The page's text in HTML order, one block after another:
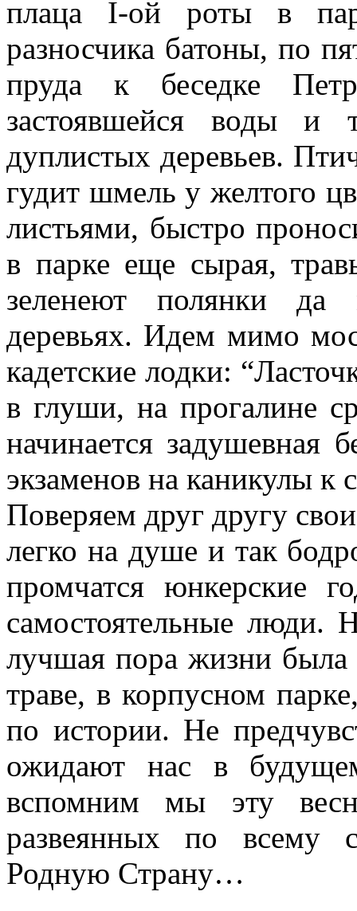
плаца І-ой роты в
разносчика батоны, по
пруда к беседке
застоявшейся воды
дуплистых деревьев.
гудит шмель у желтого
листьями, быстро
в парке еще сырая,
зеленеют полянки да
деревьях. Идем мимо
кадетские лодки:
в глуши, на прогалине
начинается задушевная
экзаменов на каникулы
Поверяем друг другу
легко на душе и так
промчатся юнкерские
самостоятельные люди.
лучшая пора жизни была
траве, в корпусном
по истории. Не
ожидают нас в
вспомним мы эту
развеянных по всему
Родную Страну…